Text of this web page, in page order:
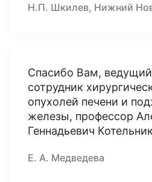
Н.П. Шкилев, Нижний
Спасибо Вам,
сотрудник
опухолей печени и
железы, профессор
Геннадьевич
Е. А. Медведева